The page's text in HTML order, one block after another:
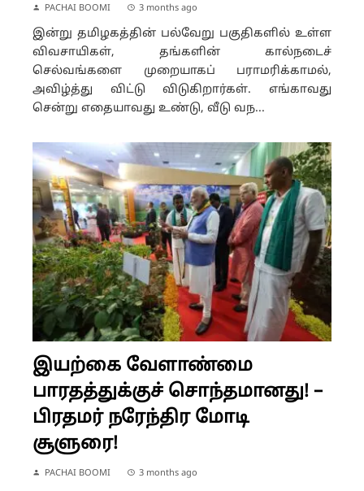
PACHAI BOOMI 3 months ago
இன்று தமிழகத்தின் பல்வேறு பகுதிகளில் உள்ள
விவசாயிகள், தங்களின் கால்நடைச்
செல்வங்களை முறையாகப் பராமரிக்காமல்,
அவிழ்த்து விட்டு விடுகிறார்கள். எங்காவது
சென்று எதையாவது உண்டு, வீடு வந...
இயற்கை வேளாண்மை
பாரதத்துக்குச் சொந்தமானது! –
பிரதமர் நரேந்திர மோடி
சூளுரை!
PACHAI BOOMI 3 months ago